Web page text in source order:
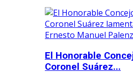
El Honorable
Coronel Suárez...